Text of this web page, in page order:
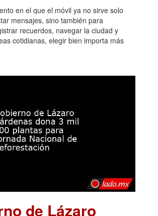
en el que el móvil ya no sirve solo
mensajes, sino también para
recuerdos, navegar la ciudad y
cotidianas, elegir bien importa más
de Lázaro